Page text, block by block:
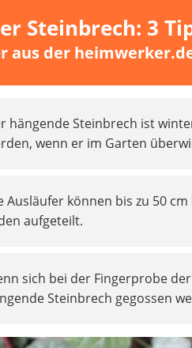
Steinbrech: 3
aus der
hängende Steinbrech ist
wenn er im Garten
Ausläufer können bis zu 50
aufgeteilt.
sich bei der Fingerprobe
Steinbrech gegossen